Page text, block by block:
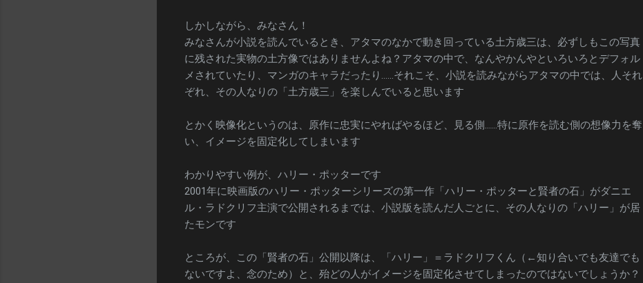
しかしながら、みなさん！
みなさんが小説を読んでいるとき、アタマのなかで動き回っている土方歳三は、必ずしもこの写真
に残された実物の土方像ではありませんよね？アタマの中で、なんやかんやといろいろとデフォル
メされていたり、マンガのキャラだったり……それこそ、小説を読みながらアタマの中では、人それ
ぞれ、その人なりの「土方歳三」を楽しんでいると思います
とかく映像化というのは、原作に忠実にやればやるほど、見る側……特に原作を読む側の想像力を奪
い、イメージを固定化してしまいます
わかりやすい例が、ハリー・ポッターです
2001年に映画版のハリー・ポッターシリーズの第一作「ハリー・ポッターと賢者の石」がダニエ
ル・ラドクリフ主演で公開されるまでは、小説版を読んだ人ごとに、その人なりの「ハリー」が居
たモンです
ところが、この「賢者の石」公開以降は、「ハリー」＝ラドクリフくん（←知り合いでも友達でも
ないですよ、念のため）と、殆どの人がイメージを固定化させてしまったのではないでしょうか？